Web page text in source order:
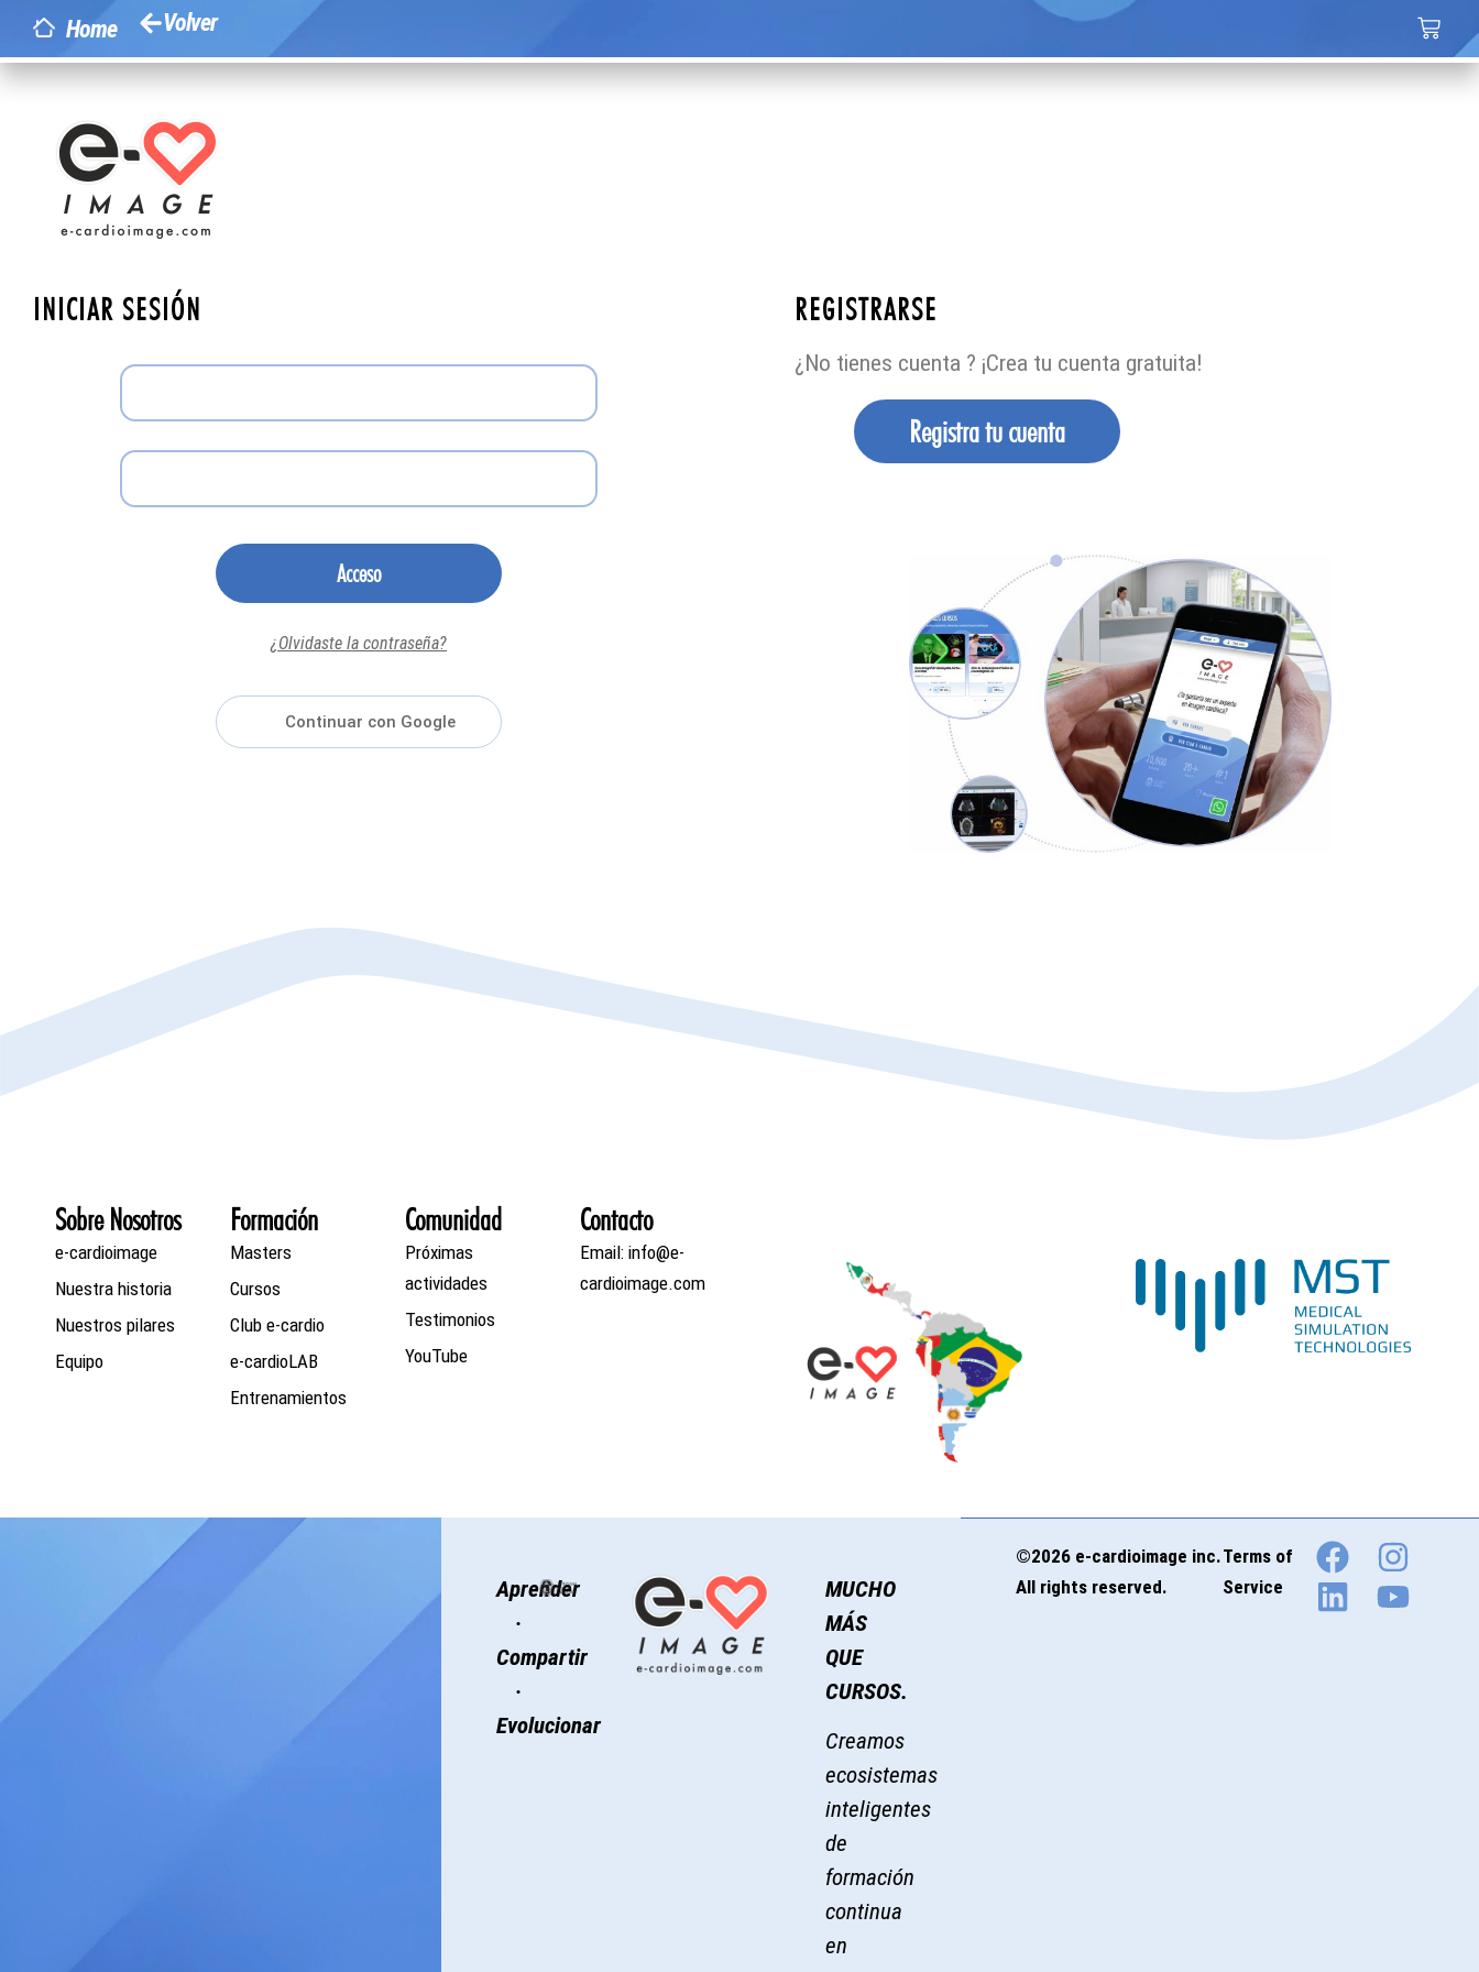
Home Volver
INICIAR SESIÓN
Acceso
¿Olvidaste la contraseña?
REGISTRARSE
¿No tienes cuenta ? ¡Crea tu cuenta gratuita!
Registra tu cuenta
Sobre Nosotros
e-cardioimage
Nuestra historia
Nuestros pilares
Equipo
Formación
Masters
Cursos
Club e-cardio
e-cardioLAB
Entrenamientos
Comunidad
Próximas
actividades
Testimonios
YouTube
Contacto
Email: info@e-
cardioimage.com
Aprender
·
Compartir
·
Evolucionar
MUCHO
MÁS
QUE
CURSOS.
Creamos
ecosistemas
inteligentes
de
formación
continua
en
©2026 e-cardioimage inc.
All rights reserved.
Terms of
Service